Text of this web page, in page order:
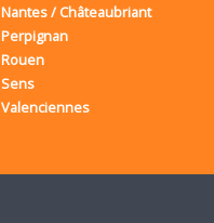
Nantes / Châteaubriant
Perpignan
Rouen
Sens
Valenciennes